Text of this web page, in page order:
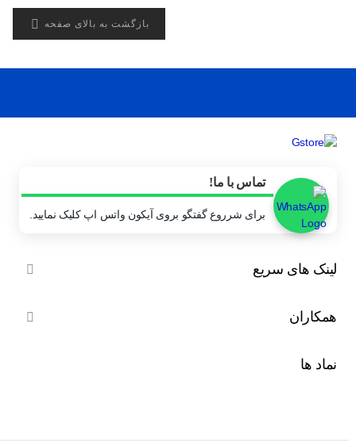
بازگشت به بالای صفحه 
تماس با ما!
برای شرروع گفتگو بروی آیکون واتس اپ کلیک نمایید.
لینک های سریع 
همکاران 
نماد ها